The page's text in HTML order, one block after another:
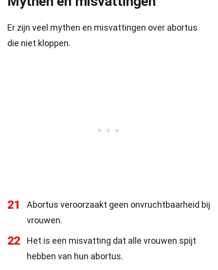
Er zijn veel mythen en misvattingen over abortus
die niet kloppen.
21
Abortus veroorzaakt geen onvruchtbaarheid bij
vrouwen.
22
Het is een misvatting dat alle vrouwen spijt
hebben van hun abortus.